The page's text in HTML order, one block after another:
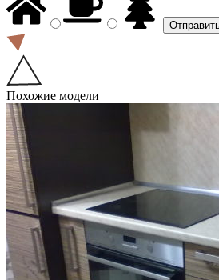
Похожие модели